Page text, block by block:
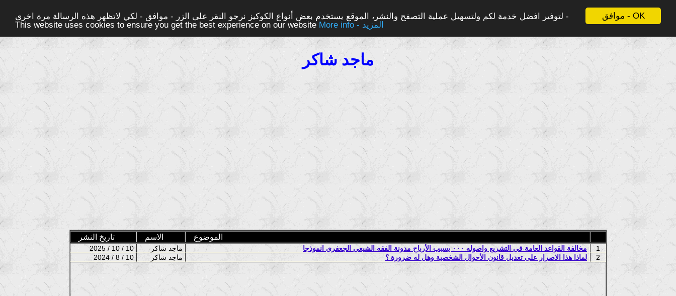
موافق - OK
لتوفير افضل خدمة لكم ولتسهيل عملية التصفح والنشر، الموقع يستخدم بعض أنواع الكوكيز نرجو النقر على الزر - موافق - لكي لاتظهر هذه الرسالة مرة اخرى -
This website uses cookies to ensure you get the best experience on our website
More info - المزيد
ماجد شاكر
تاريخ النشر الاسم الموضوع
2025 / 10 / 10 مخالفة القواعد العامة في التشريع واصوله ٠٠٠ يسبب الأرباح مدونة الفقه الشيعي الجعفري انموذجا
1
2024 / 8 / 10
لماذا هذا الاصرار على تعديل قانون الأحوال الشخصية وهل له ضرورة ؟ 2